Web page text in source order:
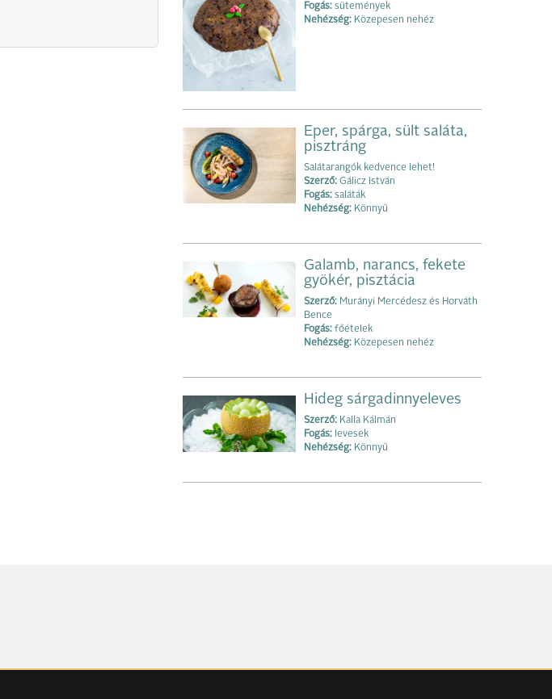
Fogás: sütemények
Nehézség: Közepesen nehéz
Eper, spárga, sült saláta,
pisztráng
Salátarangók kedvence lehet!
Szerző: Gálicz István
Fogás: saláták
Nehézség: Könnyű
Galamb, narancs, fekete
gyökér, pisztácia
Szerző: Murányi Mercédesz és Horváth
Bence
Fogás: főételek
Nehézség: Közepesen nehéz
Hideg sárgadinnyeleves
Szerző: Kalla Kálmán
Fogás: levesek
Nehézség: Könnyű